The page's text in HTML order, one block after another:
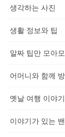
생각하는 사진
생활 정보와 팁
알짜 팁만 모아
어머니와 함께
옛날 여행 이야
이야기가 있는